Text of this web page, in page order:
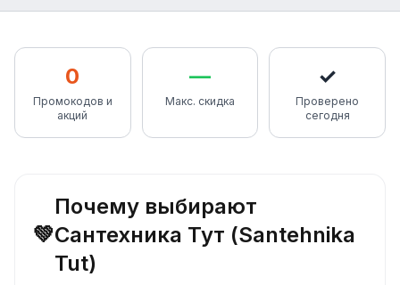
0
Промокодов и
акций
—
Макс. скидка
✓
Проверено
сегодня
💚
Почему выбирают
Сантехника Тут (Santehnika
Tut)